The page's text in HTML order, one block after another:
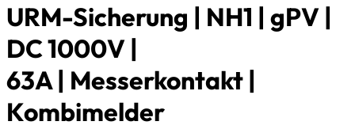
URM-Sicherung | NH1 | gPV |
DC 1000V |
63A | Messerkontakt |
Kombimelder